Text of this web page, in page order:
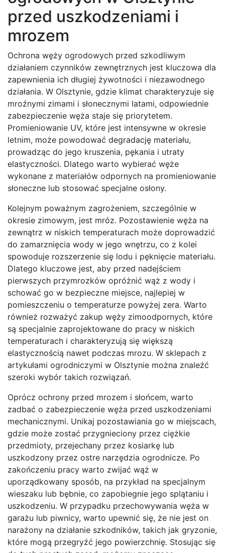
przed uszkodzeniami i
mrozem
Ochrona węży ogrodowych przed szkodliwym
działaniem czynników zewnętrznych jest kluczowa dla
zapewnienia ich długiej żywotności i niezawodnego
działania. W Olsztynie, gdzie klimat charakteryzuje się
mroźnymi zimami i słonecznymi latami, odpowiednie
zabezpieczenie węża staje się priorytetem.
Promieniowanie UV, które jest intensywne w okresie
letnim, może powodować degradację materiału,
prowadząc do jego kruszenia, pękania i utraty
elastyczności. Dlatego warto wybierać węże
wykonane z materiałów odpornych na promieniowanie
słoneczne lub stosować specjalne osłony.
Kolejnym poważnym zagrożeniem, szczególnie w
okresie zimowym, jest mróz. Pozostawienie węża na
zewnątrz w niskich temperaturach może doprowadzić
do zamarznięcia wody w jego wnętrzu, co z kolei
spowoduje rozszerzenie się lodu i pęknięcie materiału.
Dlatego kluczowe jest, aby przed nadejściem
pierwszych przymrozków opróżnić wąż z wody i
schować go w bezpieczne miejsce, najlepiej w
pomieszczeniu o temperaturze powyżej zera. Warto
również rozważyć zakup węży zimoodpornych, które
są specjalnie zaprojektowane do pracy w niskich
temperaturach i charakteryzują się większą
elastycznością nawet podczas mrozu. W sklepach z
artykułami ogrodniczymi w Olsztynie można znaleźć
szeroki wybór takich rozwiązań.
Oprócz ochrony przed mrozem i słońcem, warto
zadbać o zabezpieczenie węża przed uszkodzeniami
mechanicznymi. Unikaj pozostawiania go w miejscach,
gdzie może zostać przygnieciony przez ciężkie
przedmioty, przejechany przez kosiarkę lub
uszkodzony przez ostre narzędzia ogrodnicze. Po
zakończeniu pracy warto zwijać wąż w
uporządkowany sposób, na przykład na specjalnym
wieszaku lub bębnie, co zapobiegnie jego splątaniu i
uszkodzeniu. W przypadku przechowywania węża w
garażu lub piwnicy, warto upewnić się, że nie jest on
narażony na działanie szkodników, takich jak gryzonie,
które mogą przegryźć jego powierzchnię. Stosując się